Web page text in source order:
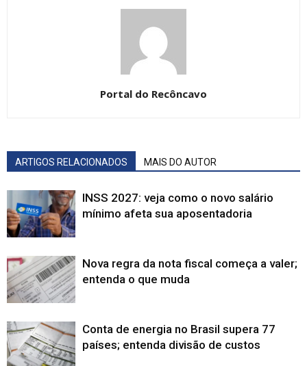
Portal do Recôncavo
ARTIGOS RELACIONADOS MAIS DO AUTOR
INSS 2027: veja como o novo salário
mínimo afeta sua aposentadoria
Nova regra da nota fiscal começa a valer;
entenda o que muda
Conta de energia no Brasil supera 77
países; entenda divisão de custos